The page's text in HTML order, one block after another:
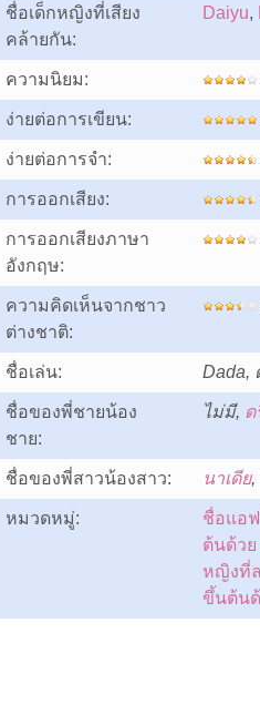
ชื่อเด็กหญิงที่เสียง
คล้ายกัน:
Daiyu,
ความนิยม:
ง่ายต่อการเขียน:
ง่ายต่อการจำ:
การออกเสียง:
การออกเสียงภาษา
อังกฤษ:
ความคิดเห็นจากชาว
ต่างชาติ:
ชื่อเล่น: Dada,
ชื่อของพี่ชายน้อง
ชาย:
ไม่มี, ด
ชื่อของพี่สาวน้องสาว: นาเดีย,
หมวดหมู่: ชื่อแอ
ต้นด้วย
หญิงที่
ขึ้นต้น